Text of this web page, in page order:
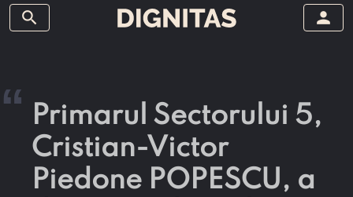
search person
“ Primarul Sectorului 5,
Cristian-Victor
Piedone POPESCU, a